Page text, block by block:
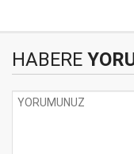
HABERE